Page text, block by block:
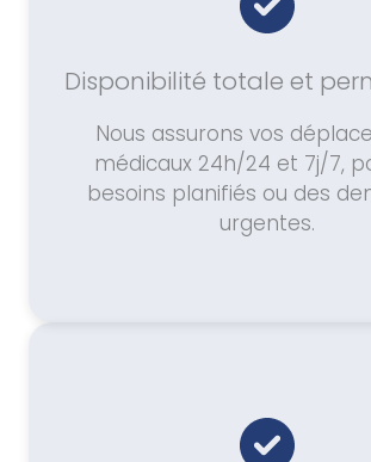
Disponibilité totale et
Nous assurons vos
médicaux 24h/24 et 7j/7,
besoins planifiés ou des
urgentes.